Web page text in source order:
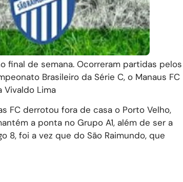
final de semana. Ocorreram partidas pelos
Brasileiro da Série C, o Manaus FC
Vivaldo Lima
FC derrotou fora de casa o Porto Velho,
a ponta no Grupo A1, além de ser a
8, foi a vez que do São Raimundo, que